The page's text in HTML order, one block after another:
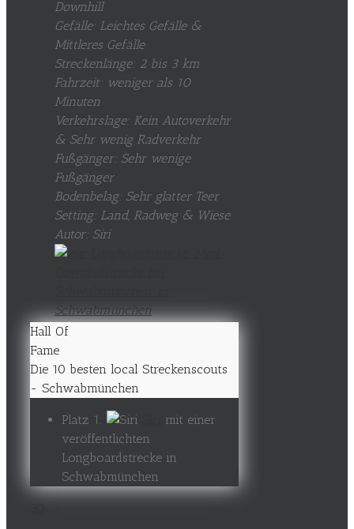
Downhill
Gefälle: Leichtes Gefälle &
Mittleres Gefälle
Streckenlänge: 2 bis 3 km
Fahrzeit: weniger als 10
Minuten
Verkehrslage: Kein Autoverkehr
& Sehr wenig Radverkehr
Fußgänger: Sehr wenige
Fußgänger
Bodenbelag: Sehr glatter Teer
Setting: Land, Radweg & Wiese
Autor: Siri
Hall Of
Fame
Die 10 besten local Streckenscouts
- Schwabmünchen
Platz 1:
mit einer
veröffentlichten
Longboardstrecke in
Schwabmünchen